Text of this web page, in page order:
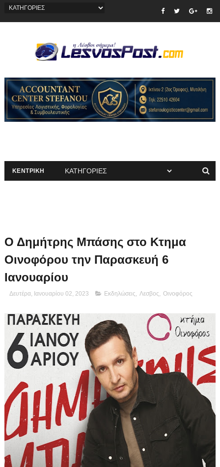
ΚΕΝΤΡΙΚΗ
Ο Δημήτρης Μπάσης στο Κτημα
Οινοφόρου την Παρασκευή 6
Ιανουαρίου
Δευτέρα, Ιανουαρίου 02, 2023 Εκδηλώσεις Λεσβος Οινοφόρος